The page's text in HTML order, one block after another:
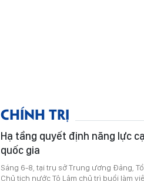
CHÍNH TRỊ
Hạ tầng quyết định năng lực
quốc gia
Sáng 6-8, tại trụ sở Trung ương Đảng,
Chủ tịch nước Tô Lâm chủ trì buổi làm